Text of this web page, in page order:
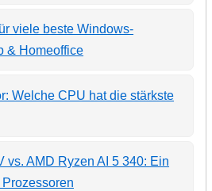
viele beste Windows-
& Homeoffice
Welche CPU hat die stärkste
vs. AMD Ryzen AI 5 340: Ein